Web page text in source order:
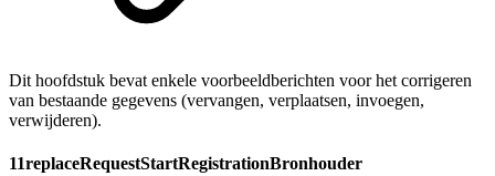
Dit hoofdstuk bevat enkele voorbeeldberichten voor het corrigeren
van bestaande gegevens (vervangen, verplaatsen, invoegen,
verwijderen).
11replaceRequestStartRegistrationBronhouder